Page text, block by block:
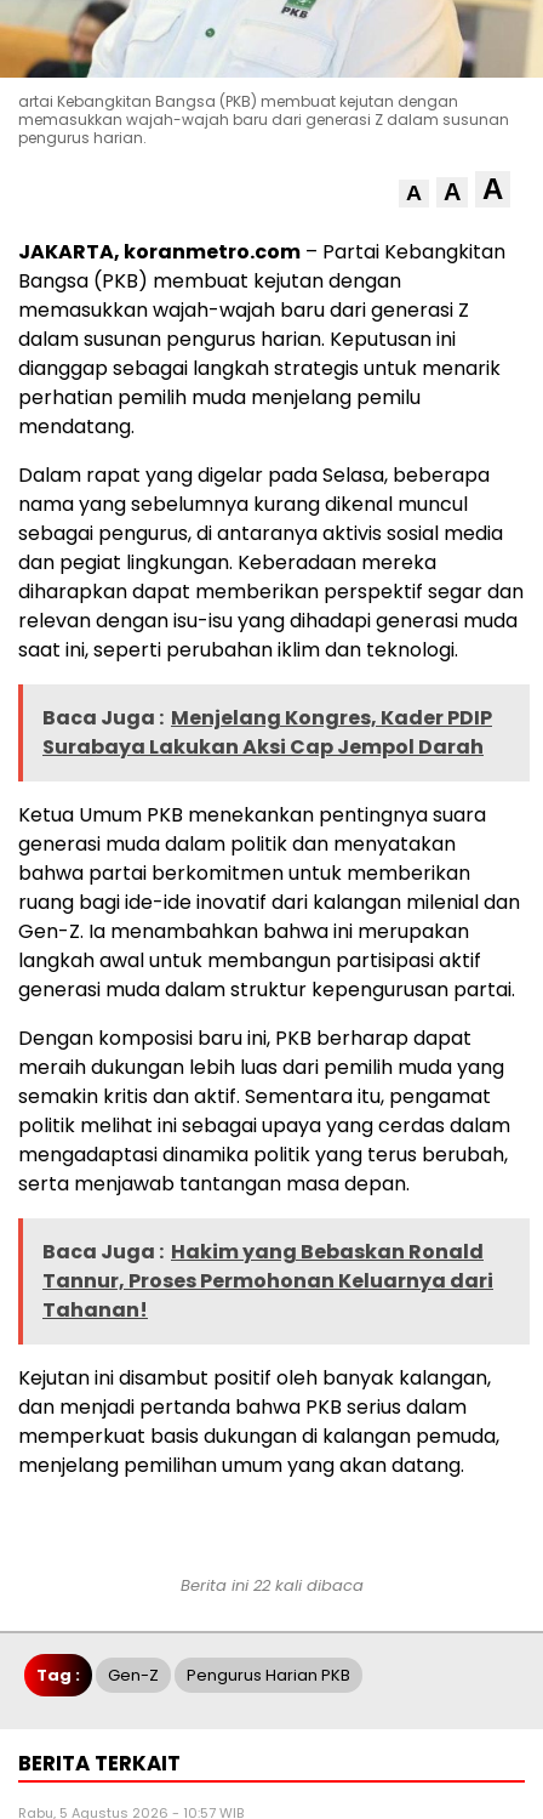
artai Kebangkitan Bangsa (PKB) membuat kejutan dengan
memasukkan wajah-wajah baru dari generasi Z dalam susunan
pengurus harian.
A A A
JAKARTA, koranmetro.com – Partai Kebangkitan
Bangsa (PKB) membuat kejutan dengan
memasukkan wajah-wajah baru dari generasi Z
dalam susunan pengurus harian. Keputusan ini
dianggap sebagai langkah strategis untuk menarik
perhatian pemilih muda menjelang pemilu
mendatang.
Dalam rapat yang digelar pada Selasa, beberapa
nama yang sebelumnya kurang dikenal muncul
sebagai pengurus, di antaranya aktivis sosial media
dan pegiat lingkungan. Keberadaan mereka
diharapkan dapat memberikan perspektif segar dan
relevan dengan isu-isu yang dihadapi generasi muda
saat ini, seperti perubahan iklim dan teknologi.
Baca Juga : Menjelang Kongres, Kader PDIP
Surabaya Lakukan Aksi Cap Jempol Darah
Ketua Umum PKB menekankan pentingnya suara
generasi muda dalam politik dan menyatakan
bahwa partai berkomitmen untuk memberikan
ruang bagi ide-ide inovatif dari kalangan milenial dan
Gen-Z. Ia menambahkan bahwa ini merupakan
langkah awal untuk membangun partisipasi aktif
generasi muda dalam struktur kepengurusan partai.
Dengan komposisi baru ini, PKB berharap dapat
meraih dukungan lebih luas dari pemilih muda yang
semakin kritis dan aktif. Sementara itu, pengamat
politik melihat ini sebagai upaya yang cerdas dalam
mengadaptasi dinamika politik yang terus berubah,
serta menjawab tantangan masa depan.
Baca Juga : Hakim yang Bebaskan Ronald
Tannur, Proses Permohonan Keluarnya dari
Tahanan!
Kejutan ini disambut positif oleh banyak kalangan,
dan menjadi pertanda bahwa PKB serius dalam
memperkuat basis dukungan di kalangan pemuda,
menjelang pemilihan umum yang akan datang.
Berita ini 22 kali dibaca
Tag : Gen-Z Pengurus Harian PKB
BERITA TERKAIT
Rabu, 5 Agustus 2026 - 10:57 WIB